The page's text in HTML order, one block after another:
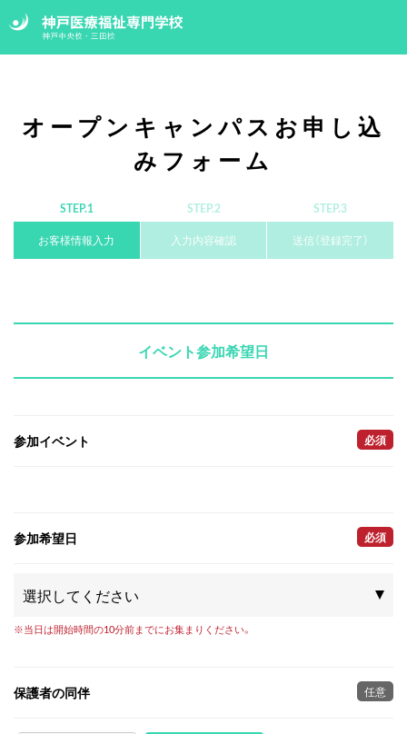
オープンキャンパスお申し込
みフォーム
STEP.1
お客様情報入力
STEP.2
入力内容確認
STEP.3
送信（登録完了）
イベント参加希望日
参加イベント 必須
参加希望日 必須
※当日は開始時間の10分前までにお集まりください。
保護者の同伴 任意